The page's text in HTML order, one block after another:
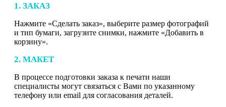
1. ЗАКАЗ
Нажмите «Сделать заказ», выберите размер фотографий
и тип бумаги, загрузите снимки, нажмите «Добавить в
корзину».
2. МАКЕТ
В процессе подготовки заказа к печати наши
специалисты могут связаться с Вами по указанному
телефону или email для согласования деталей.